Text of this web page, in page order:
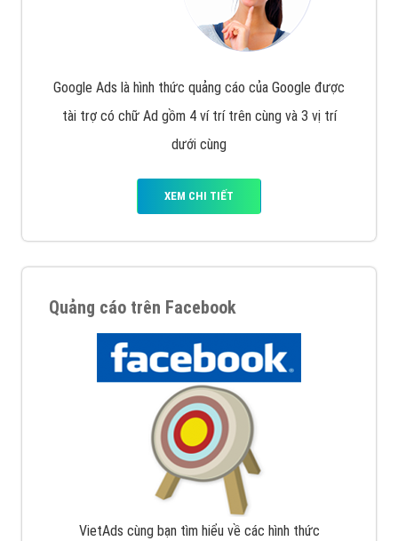
Google Ads là hình thức quảng cáo của Google được
tài trợ có chữ Ad gồm 4 ví trí trên cùng và 3 vị trí
dưới cùng
XEM CHI TIẾT
Quảng cáo trên Facebook
VietAds cùng bạn tìm hiểu về các hình thức